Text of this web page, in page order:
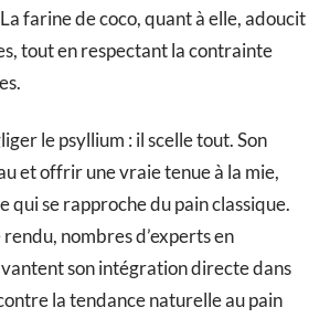
farine de coco, quant à elle, adoucit
tout en respectant la contrainte
le psyllium : il scelle tout. Son
et offrir une vraie tenue à la mie,
qui se rapproche du pain classique.
nombres d’experts en
son intégration directe dans
la tendance naturelle au pain